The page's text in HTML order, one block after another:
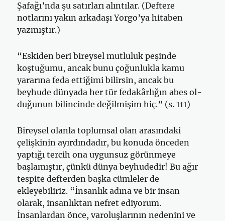
Şafağı’nda şu satırları alıntılar. (Deftere
notlarını yakın arkadaşı Yorgo’ya hitaben
yazmıştır.)
“Eskiden beri bireysel mutluluk peşinde
koştuğumu, an­cak bunu çoğunlukla kamu
yararına feda ettiğimi bilirsin, ancak bu
beyhude dünyada her tür fedakârlığın abes ol­
duğunun bilincinde değilmişim hiç.” (s. 111)
Bireysel olanla toplumsal olan arasındaki
çelişkinin ayırdındadır, bu konuda önceden
yaptığı tercih ona uygunsuz görünmeye
başlamıştır, çünkü dünya beyhudedir! Bu ağır
tespite defterden başka cümleler de
ekleyebiliriz. “İnsanlık adına ve bir insan
olarak, insanlıktan nefret ediyorum.
İnsanlardan önce, varoluşlarının nedenini ve